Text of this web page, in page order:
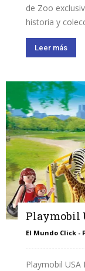
de Zoo
historia y
Leer más
Playmobil
El Mundo Click -
Playmobil